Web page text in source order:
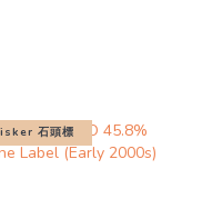
石頭標